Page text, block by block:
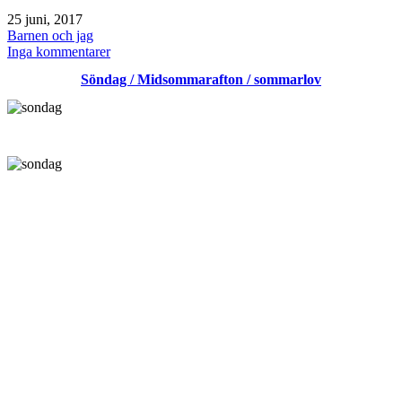
Publicerat
den
25 juni, 2017
Kategoriserat
som
Barnen och jag
Inga kommentarertill
2017
Söndag / Midsommarafton / sommarlov